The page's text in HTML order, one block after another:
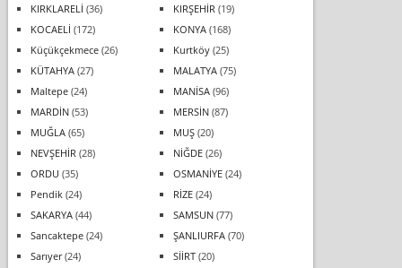
KIRKLARELİ (36) KIRŞEHİR (19)
KOCAELİ (172) KONYA(168)
Küçükçekmece(26) Kurtköy(25)
KÜTAHYA(27) MALATYA(75)
Maltepe(24) MANİSA(96)
MARDİN(53) MERSİN(87)
MUĞLA(65) MUŞ(20)
NEVŞEHİR (28) NİĞDE(26)
ORDU (35) OSMANİYE(24)
Pendik(24) RİZE(24)
SAKARYA(44) SAMSUN(77)
Sancaktepe(24) ŞANLIURFA(70)
Sarıyer(24) SİİRT(20)